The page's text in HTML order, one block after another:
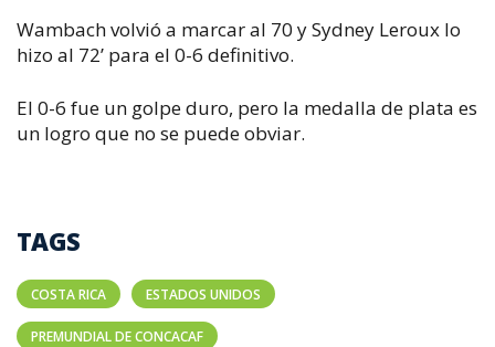
Wambach volvió a marcar al 70 y Sydney Leroux lo
hizo al 72’ para el 0-6 definitivo.
El 0-6 fue un golpe duro, pero la medalla de plata es
un logro que no se puede obviar.
TAGS
COSTA RICA ESTADOS UNIDOS
PREMUNDIAL DE CONCACAF